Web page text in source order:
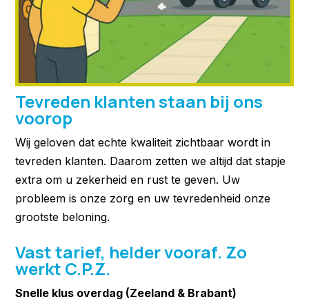
Tevreden klanten staan bij ons
voorop
Wij geloven dat echte kwaliteit zichtbaar wordt in
tevreden klanten. Daarom zetten we altijd dat stapje
extra om u zekerheid en rust te geven. Uw
probleem is onze zorg en uw tevredenheid onze
grootste beloning.
Vast tarief, helder vooraf. Zo
werkt C.P.Z.
Snelle klus overdag (Zeeland & Brabant)